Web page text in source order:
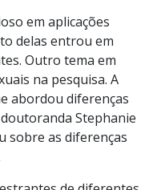
em aplicações
delas entrou em
Outro tema em
na pesquisa. A
abordou diferenças
Stephanie
sobre as diferenças